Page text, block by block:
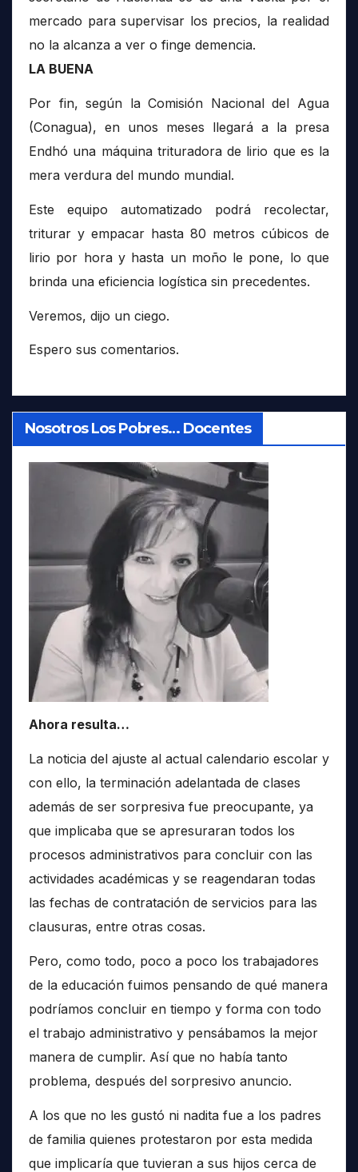
mercado para supervisar los precios, la realidad
no la alcanza a ver o finge demencia.
LA BUENA
Por fin, según la Comisión Nacional del Agua
(Conagua), en unos meses llegará a la presa
Endhó una máquina trituradora de lirio que es la
mera verdura del mundo mundial.
Este equipo automatizado podrá recolectar,
triturar y empacar hasta 80 metros cúbicos de
lirio por hora y hasta un moño le pone, lo que
brinda una eficiencia logística sin precedentes.
Veremos, dijo un ciego.
Espero sus comentarios.
Nosotros Los Pobres… Docentes
Ahora resulta…
La noticia del ajuste al actual calendario escolar y
con ello, la terminación adelantada de clases
además de ser sorpresiva fue preocupante, ya
que implicaba que se apresuraran todos los
procesos administrativos para concluir con las
actividades académicas y se reagendaran todas
las fechas de contratación de servicios para las
clausuras, entre otras cosas.
Pero, como todo, poco a poco los trabajadores
de la educación fuimos pensando de qué manera
podríamos concluir en tiempo y forma con todo
el trabajo administrativo y pensábamos la mejor
manera de cumplir. Así que no había tanto
problema, después del sorpresivo anuncio.
A los que no les gustó ni nadita fue a los padres
de familia quienes protestaron por esta medida
que implicaría que tuvieran a sus hijos cerca de